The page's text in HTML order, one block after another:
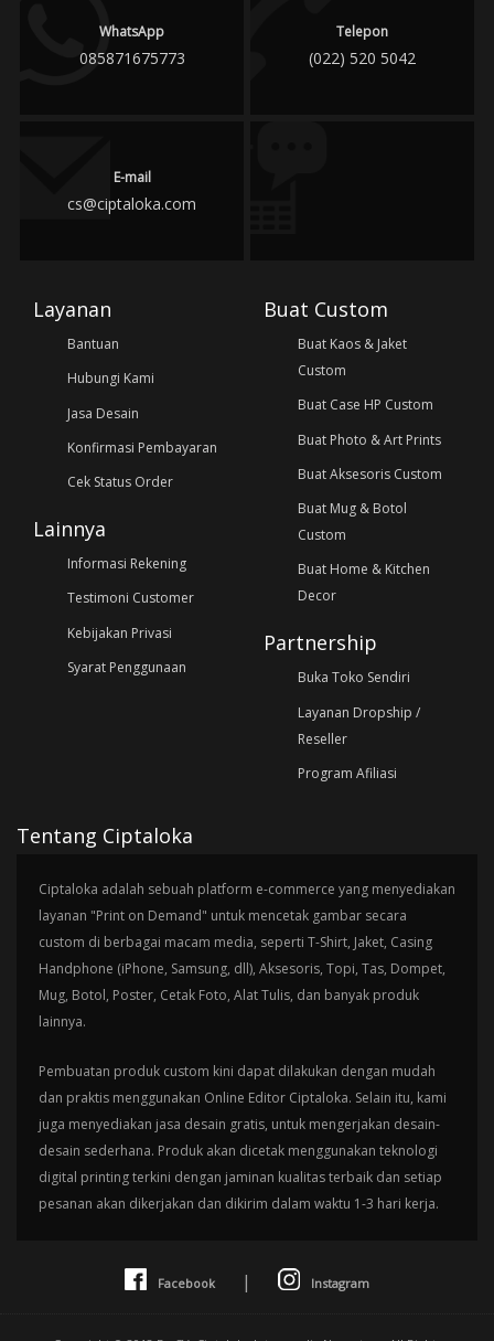
WhatsApp
085871675773
Telepon
(022) 520 5042
E-mail
cs@ciptaloka.com
Layanan
Bantuan
Hubungi Kami
Jasa Desain
Konfirmasi Pembayaran
Cek Status Order
Lainnya
Informasi Rekening
Testimoni Customer
Kebijakan Privasi
Syarat Penggunaan
Buat Custom
Buat Kaos & Jaket
Custom
Buat Case HP Custom
Buat Photo & Art Prints
Buat Aksesoris Custom
Buat Mug & Botol
Custom
Buat Home & Kitchen
Decor
Partnership
Buka Toko Sendiri
Layanan Dropship /
Reseller
Program Afiliasi
Tentang Ciptaloka
Ciptaloka adalah sebuah platform e-commerce yang menyediakan
layanan "Print on Demand" untuk mencetak gambar secara
custom di berbagai macam media, seperti T-Shirt, Jaket, Casing
Handphone (iPhone, Samsung, dll), Aksesoris, Topi, Tas, Dompet,
Mug, Botol, Poster, Cetak Foto, Alat Tulis, dan banyak produk
lainnya.
Pembuatan produk custom kini dapat dilakukan dengan mudah
dan praktis menggunakan Online Editor Ciptaloka. Selain itu, kami
juga menyediakan jasa desain gratis, untuk mengerjakan desain-
desain sederhana. Produk akan dicetak menggunakan teknologi
digital printing terkini dengan jaminan kualitas terbaik dan setiap
pesanan akan dikerjakan dan dikirim dalam waktu 1-3 hari kerja.
Facebook | Instagram